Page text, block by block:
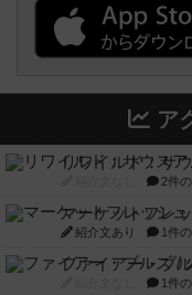
ア
リワイルド：サ
2件
マーケットフレ
紹介文あり 1件
ファイアー・ブ
1件